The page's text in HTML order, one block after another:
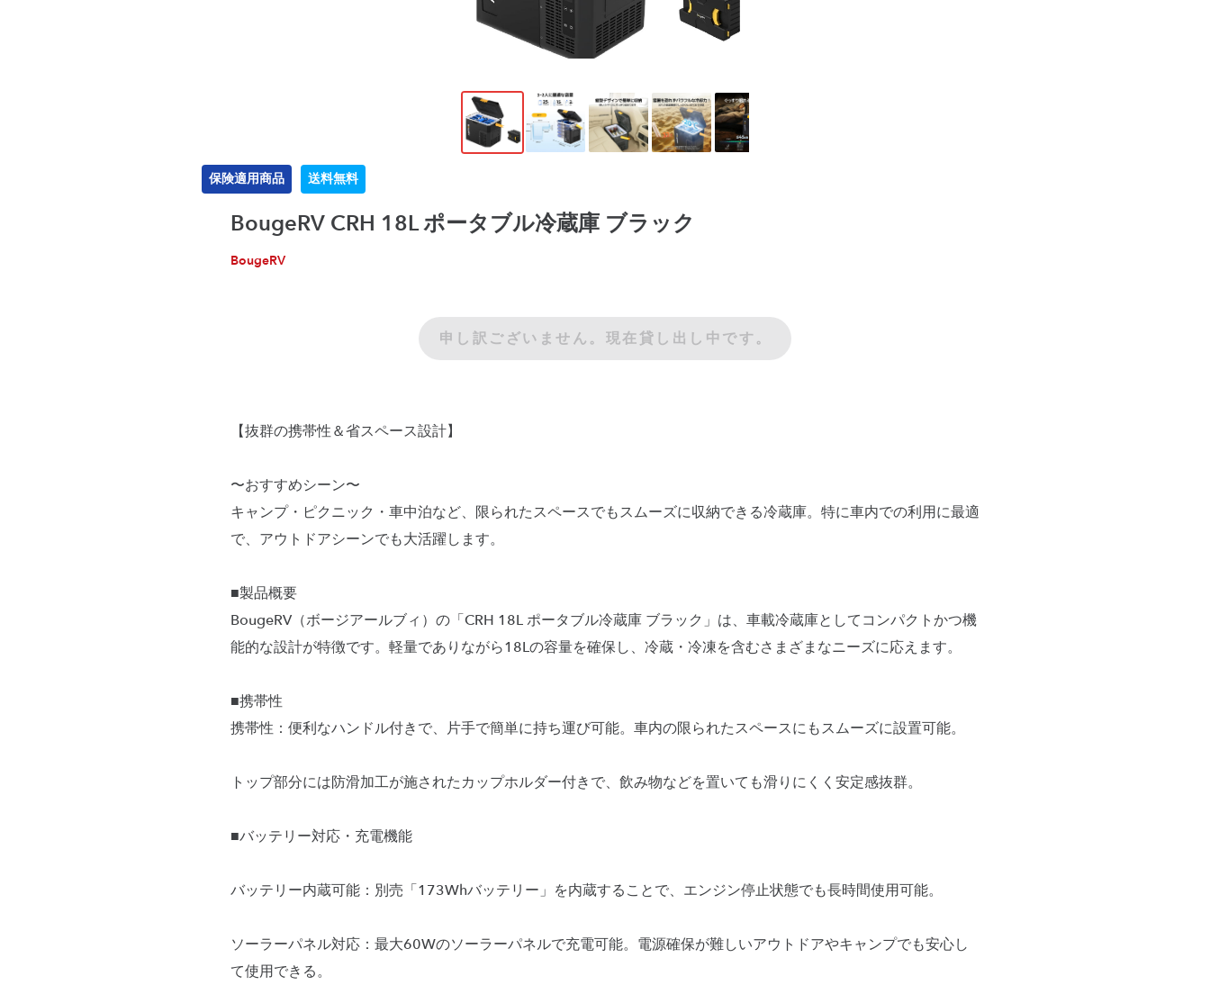
保険適用商品 送料無料
BougeRV CRH 18L ポータブル冷蔵庫 ブラック
BougeRV
申し訳ございません。現在貸し出し中です。
【抜群の携帯性＆省スペース設計】
〜おすすめシーン〜
キャンプ・ピクニック・車中泊など、限られたスペースでもスムーズに収納できる冷蔵庫。特に車内での利用に最適
で、アウトドアシーンでも大活躍します。
■製品概要
BougeRV（ボージアールブィ）の「CRH 18L ポータブル冷蔵庫 ブラック」は、車載冷蔵庫としてコンパクトかつ機
能的な設計が特徴です。軽量でありながら18Lの容量を確保し、冷蔵・冷凍を含むさまざまなニーズに応えます。
■携帯性
携帯性：便利なハンドル付きで、片手で簡単に持ち運び可能。車内の限られたスペースにもスムーズに設置可能。
トップ部分には防滑加工が施されたカップホルダー付きで、飲み物などを置いても滑りにくく安定感抜群。
■バッテリー対応・充電機能
バッテリー内蔵可能：別売「173Whバッテリー」を内蔵することで、エンジン停止状態でも長時間使用可能。
ソーラーパネル対応：最大60Wのソーラーパネルで充電可能。電源確保が難しいアウトドアやキャンプでも安心し
て使用できる。